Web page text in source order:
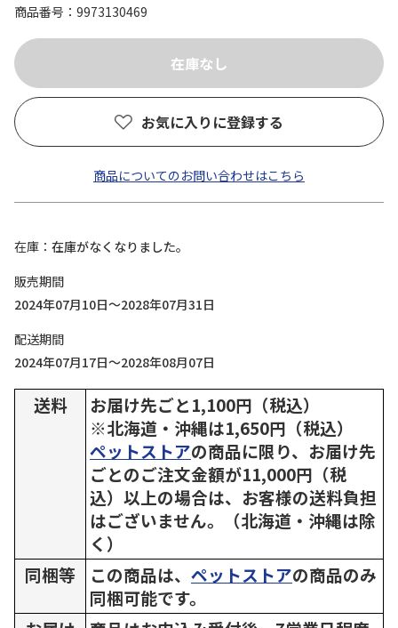
商品番号 9973130469
お気に入りに登録する
商品についてのお問い合わせはこちら
在庫
在庫がなくなりました。
販売期間
2024年07月10日～2028年07月31日
配送期間
2024年07月17日～2028年08月07日
送料
お届け先ごと1,100円（税込）
※北海道・沖縄は1,650円（税込）
ペットストアの商品に限り、お届け先
ごとのご注文金額が11,000円（税
込）以上の場合は、お客様の送料負担
はございません。（北海道・沖縄は除
く）
同梱等
この商品は、 ペットストアの商品のみ
同梱可能です。